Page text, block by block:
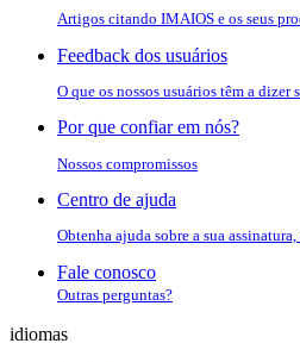
Artigos citando IMAIOS e os seus
Feedback dos usuários
O que os nossos usuários têm a dizer
Por que confiar em nós?
Nossos compromissos
Centro de ajuda
Obtenha ajuda sobre a sua
Fale conosco
Outras perguntas?
idiomas